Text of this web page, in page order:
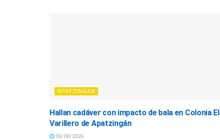
APATZINGÁN
Hallan cadáver con impacto de bala en Colonia El
Varillero de Apatzingán
06/08/2026